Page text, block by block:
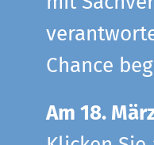
Chance
Am 18.